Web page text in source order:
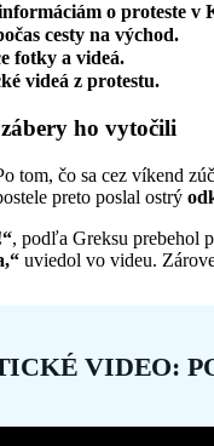
o proteste v
cesty na východ.
fotky a videá.
videá z protestu.
ho vytočili
tom, čo sa cez víkend
preto poslal ostrý
, podľa Greksu prebehol
uviedol vo videu.
VIDEO: